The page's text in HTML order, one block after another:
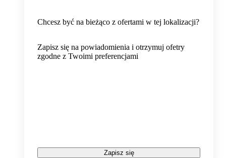
Chcesz być na bieżąco z ofertami w tej lokalizacji?
Zapisz się na powiadomienia i otrzymuj ofetry
zgodne z Twoimi preferencjami
Zapisz się